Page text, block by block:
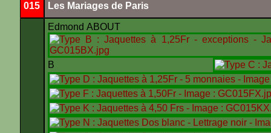
015 Les Mariages de Paris
Edmond ABOUT
B